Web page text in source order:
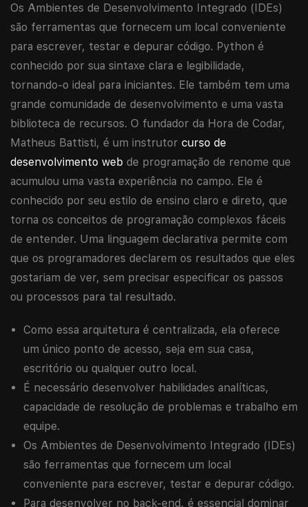
Os Ambientes de Desenvolvimento Integrado (IDEs)
são ferramentas que fornecem um local conveniente
para escrever, testar e depurar código. Python é
conhecido por sua sintaxe clara e legibilidade,
tornando-o ideal para iniciantes. Ele também tem uma
grande comunidade de desenvolvimento e uma vasta
biblioteca de recursos. O fundador da Hora de Codar,
Matheus Battisti, é um instrutor curso de
desenvolvimento web de programação de renome que
acumulou uma vasta experiência no campo. Ele é
conhecido por seu estilo de ensino claro e direto, que
torna os conceitos de programação complexos fáceis
de entender. Uma linguagem declarativa permite com
que os programadores declarem os resultados que eles
gostariam de ver, sem precisar especificar os passos
ou processos para tal resultado.
Como essa arquitetura é centralizada, ela oferece
um único ponto de acesso, seja em sua casa,
escritório ou qualquer outro local.
É necessário desenvolver habilidades analíticas,
capacidade de resolução de problemas e trabalho em
equipe.
Os Ambientes de Desenvolvimento Integrado (IDEs)
são ferramentas que fornecem um local
conveniente para escrever, testar e depurar código.
Para desenvolver no back-end, é essencial dominar